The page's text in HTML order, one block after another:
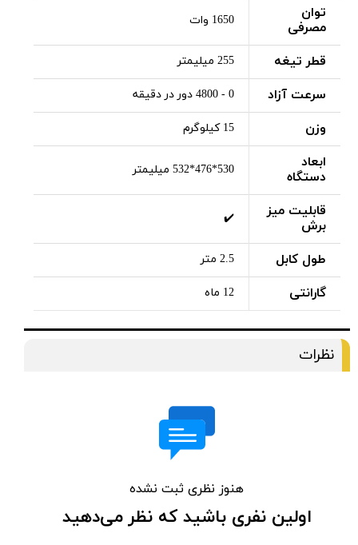
توان
مصرفی
1650 وات
قطر تیغه 255 میلیمتر
سرعت آزاد 0 - 4800 دور در دقیقه
وزن 15 کیلوگرم
ابعاد
دستگاه
530*476*532 میلیمتر
قابلیت میز
برش
✔️
طول کابل 2.5 متر
گارانتی 12 ماه
نظرات
هنوز نظری ثبت نشده
اولین نفری باشید که نظر می‌دهید